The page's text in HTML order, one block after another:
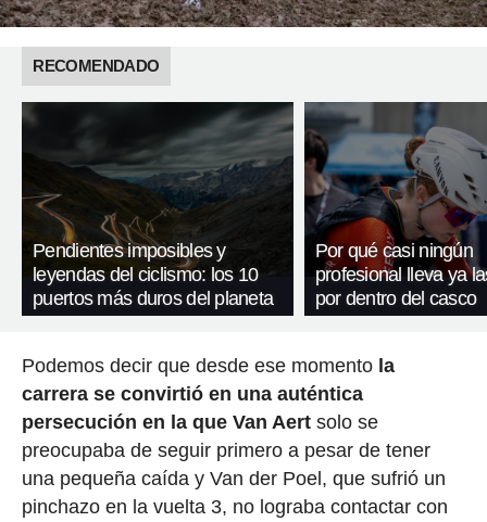
RECOMENDADO
Pendientes imposibles y
leyendas del ciclismo: los 10
puertos más duros del planeta
Por qué casi ningún
profesional lleva ya
por dentro del casco
Podemos decir que desde ese momento la
carrera se convirtió en una auténtica
persecución en la que Van Aertsolo se
preocupaba de seguir primero a pesar de tener
una pequeña caída y Van der Poel, que sufrió un
pinchazo en la vuelta 3, no lograba contactar con